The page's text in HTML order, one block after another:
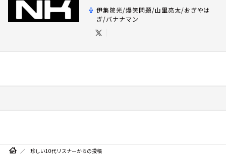
伊集院光/爆笑問題/山里亮太/おぎやは
ぎ/バナナマン
珍しい10代リスナーからの投稿